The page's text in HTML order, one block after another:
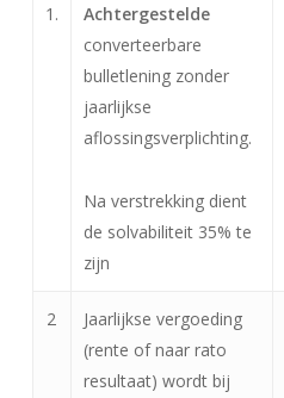
1.
Achtergestelde
converteerbare
bulletlening zonder
jaarlijkse
aflossingsverplichting.
Na verstrekking dient
de solvabiliteit 35% te
zijn
2
Jaarlijkse vergoeding
(rente of naar rato
resultaat) wordt bij